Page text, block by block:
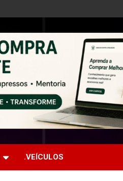
.VEÍCULOS